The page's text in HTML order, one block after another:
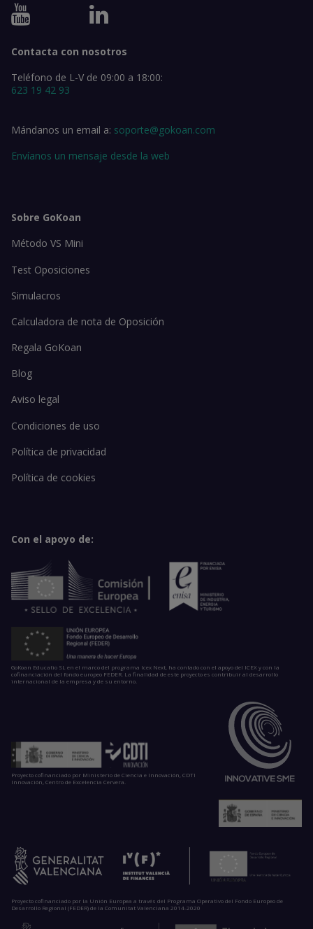
Contacta con nosotros
Teléfono de L-V de 09:00 a 18:00:
623 19 42 93
Mándanos un email a: soporte@gokoan.com
Envíanos un mensaje desde la web
Sobre GoKoan
Método VS Mini
Test Oposiciones
Simulacros
Calculadora de nota de Oposición
Regala GoKoan
Blog
Aviso legal
Condiciones de uso
Política de privacidad
Política de cookies
Con el apoyo de:
GoKoan Educatio SL en el marco del programa Icex Next, ha contado con el apoyo del ICEX y con la
cofinanciación del fondo europeo FEDER. La finalidad de este proyecto es contribuir al desarrollo
internacional de la empresa y de su entorno.
Proyecto cofinanciado por Ministerio de Ciencia e Innovación, CDTI
Innovación, Centro de Excelencia Cervera.
Proyecto cofinanciado por la Unión Europea a través del Programa Operativo del Fondo Europeo de
Desarrollo Regional (FEDER) de la Comunitat Valenciana 2014-2020